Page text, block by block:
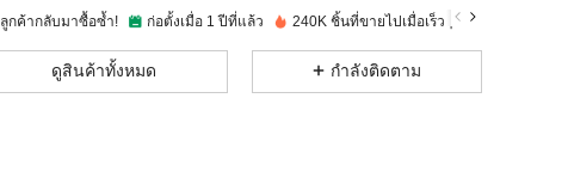
ลูกค้ากลับมาซื้อซ้ำ! ก่อตั้งเมื่อ 1 ปีที่แล้ว 240K ชิ้นที่ขายไปเมื่อเร็วๆ นี้
ดูสินค้าทั้งหมด กำลังติดตาม